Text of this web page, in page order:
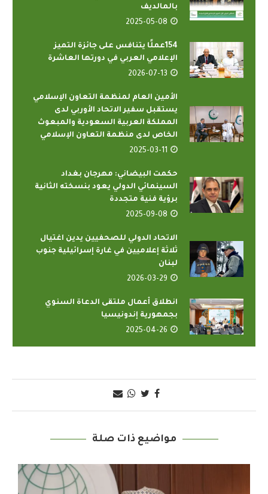
بالمالديف
2025-05-08
154عملًا يتنافس على جائزة التميز
الإعلامي العربي في دورتها العاشرة
2026-07-13
الأمين العام لمنظمة التعاون الإسلامي
يستقبل سفير الاتحاد الأوربي لدى
المملكة العربية السعودية والمبعوث
الخاص لدى منظمة التعاون الإسلامي
2025-03-11
حكمت البيضاني: مهرجان بغداد
السينمائي الدولي يعود بنسخته الثانية
برؤية فنية متجددة
2025-09-08
الاتحاد الدولي للصحفيين يدين اغتيال
ثلاثة إعلاميين في غارة إسرائيلية جنوب
لبنان
2026-03-29
انطلاق أعمال ملتقى الدعاة السنوي
بجمهورية إندونيسيا
2025-04-26
مواضيع ذات صلة